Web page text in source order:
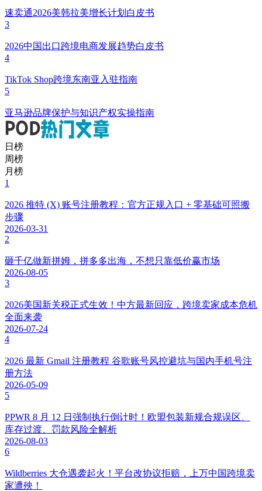
速卖通2026美韩拉美增长计划白皮书
3
2026中国出口跨境电商发展趋势白皮书
4
TikTok Shop跨境东南亚入驻指南
5
亚马逊品牌保护与知识产权实操指南
日榜
周榜
月榜
1
2026 推特 (X) 账号注册教程：官方正规入口 + 零基础可照搬
步骤
2026-03-31
2
砸千亿做新拼姆，拼多多出海，不想只靠低价赢市场
2026-08-05
3
2026美国新关税正式生效！中方最新回应，跨境卖家成本危机
全面来袭
2026-07-24
4
2026 最新 Gmail 注册教程 谷歌账号风控避坑与国内手机号注
册方法
2026-05-09
5
PPWR 8 月 12 日强制执行倒计时！欧盟包装新规合规误区、
库存过渡、罚款风险全解析
2026-08-03
6
Wildberries 大仓遇袭起火！平台改协议拒赔，上万中国跨境卖
家遭殃！